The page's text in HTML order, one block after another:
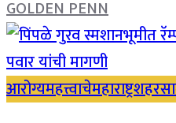
GOLDEN PENN
आरोग्यमहत्त्वाचेमहाराष्ट्रशहर